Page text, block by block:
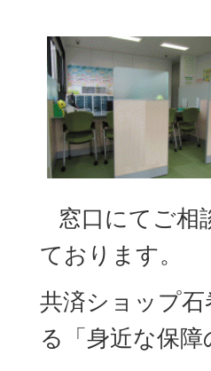
窓口にてご
ております。
共済ショップ
る「身近な保